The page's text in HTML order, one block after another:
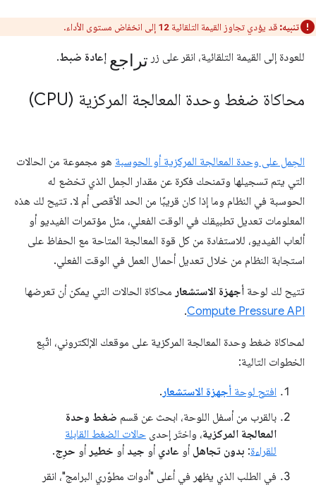
تنبيه: قد يؤدي تجاوز القيمة التلقائية 12 إلى انخفاض مستوى الأداء.
للعودة إلى القيمة التلقائية، انقر على زر تراجع إعادة ضبط.
محاكاة ضغط وحدة المعالجة المركزية (CPU)
الحِمل على وحدة المعالجة المركزية أو الحوسبة هو مجموعة من الحالات
التي يتم تسجيلها وتمنحك فكرة عن مقدار الحِمل الذي تخضع له
الحوسبة في النظام وما إذا كان قريبًا من الحد الأقصى أم لا. تتيح لك هذه
المعلومات تعديل تطبيقك في الوقت الفعلي، مثل مؤتمرات الفيديو أو
ألعاب الفيديو، للاستفادة من كل قوة المعالجة المتاحة مع الحفاظ على
استجابة النظام من خلال تعديل أحمال العمل في الوقت الفعلي.
تتيح لك لوحة أجهزة الاستشعار محاكاة الحالات التي يمكن أن تعرضها
Compute Pressure API
.
لمحاكاة ضغط وحدة المعالجة المركزية على موقعك الإلكتروني، اتّبِع
الخطوات التالية:
افتح لوحة أجهزة الاستشعار .
بالقرب من أسفل اللوحة، ابحث عن قسم ضغط وحدة
المعالجة المركزية، واختَر إحدى حالات الضغط القابلة
للقراءة: بدون تجاهل أو عادي أو جيد أو خطير أو حرِج.
في الطلب الذي يظهر في أعلى "أدوات مطوّري البرامج"، انقر